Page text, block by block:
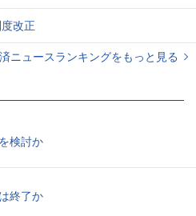
改正
ニュースランキングをもっと見る
検討か
終了か